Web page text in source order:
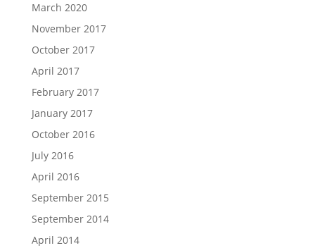
March 2020
November 2017
October 2017
April 2017
February 2017
January 2017
October 2016
July 2016
April 2016
September 2015
September 2014
April 2014